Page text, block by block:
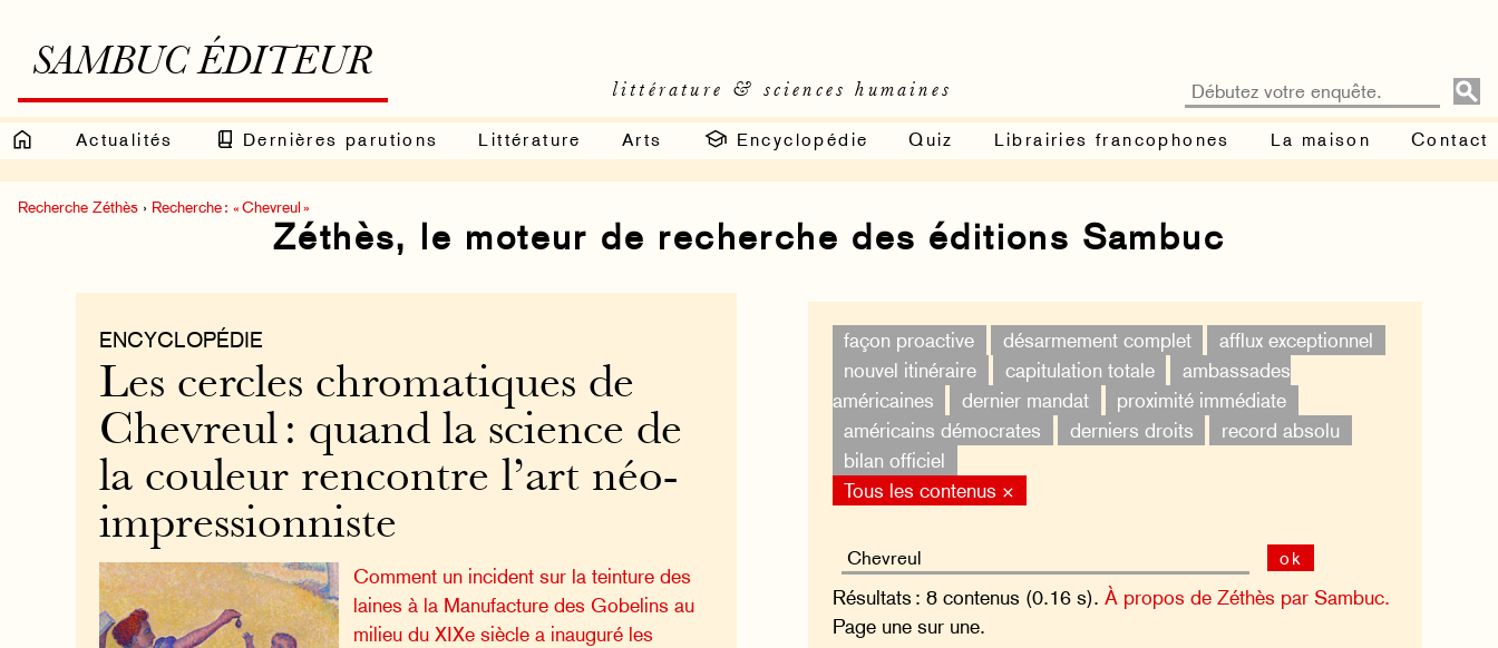
SAMBUC ÉDITEUR
littérature & sciences humaines
Actualités Dernières parutions Littérature Arts Encyclopédie Quiz Librairies francophones La maison Contact
Recherche Zéthès › Recherche : « Chevreul »
Zéthès, le moteur de recherche des éditions Sambuc
façon proactive désarmement complet
afflux exceptionnel
nouvel itinéraire
capitulation totale
ambassades
américaines
dernier mandat
proximité immédiate
américains démocrates
derniers droits
record absolu
bilan officiel
Tous les contenus ×
ok
Résultats : 8 contenus (0.16 s). À propos de Zéthès par Sambuc.
Page une sur une.
ENCYCLOPÉDIE
Les cercles chromatiques de
Chevreul : quand la science de
la couleur rencontre l’art néo-
impressionniste
Comment un incident sur la teinture des
laines à la Manufacture des Gobelins au
milieu du XIXe siècle a inauguré les